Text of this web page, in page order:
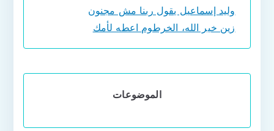
وليد إسماعيل يقول ربنا مش مجنون
زين خير الله، الخرطوم اعطه لأمك
الموضوعات